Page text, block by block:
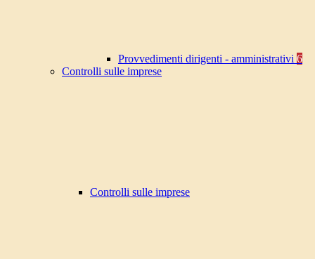
Provvedimenti dirigenti - amministrativi 6
Controlli sulle imprese
Controlli sulle imprese